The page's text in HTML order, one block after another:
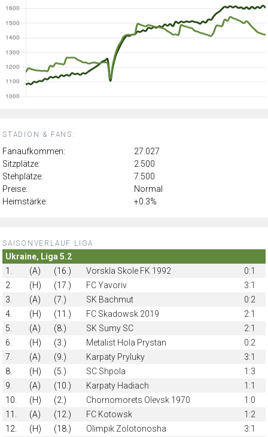
STADION & FANS:
Fanaufkommen:
27.027
Sitzplätze:
2.500
Stehplätze:
7.500
Preise:
Normal
Heimstärke:
+0.3%
SAISONVERLAUF LIGA:
Ukraine, Liga 5.2
1.
(A) (16.) Vorskla Skole FK 1992
0:1
2.
(H) (17.) FC Yavoriv
3:1
3.
(A) (7.) SK Bachmut
0:2
4.
(H) (11.) FC Skadowsk 2019
2:1
5.
(A) (8.) SK Sumy SC
2:1
6.
(H) (3.) Metalist Hola Prystan
0:2
7.
(A) (9.) Karpaty Pryluky
3:1
8.
(H) (5.) SC Shpola
1:3
9.
(A) (10.) Karpaty Hadiach
1:1
10.
(H) (2.) Chornomorets Olevsk 1970
1:0
11.
(A) (12.) FC Kotowsk
1:2
12.
(H) (18.) Olimpik Zolotonosha
3:1